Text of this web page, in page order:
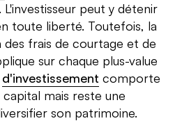
peut y détenir
toute liberté. Toutefois, la
des frais de courtage et de
sur chaque plus-value
d'investissement comporte
mais reste une
son patrimoine.